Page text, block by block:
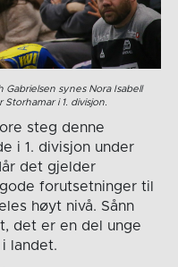
Gabrielsen synes Nora Isabell
i 1. divisjon.
steg denne
i 1. divisjon under
det gjelder
forutsetninger til
høyt nivå. Sånn
det er en del unge
landet.